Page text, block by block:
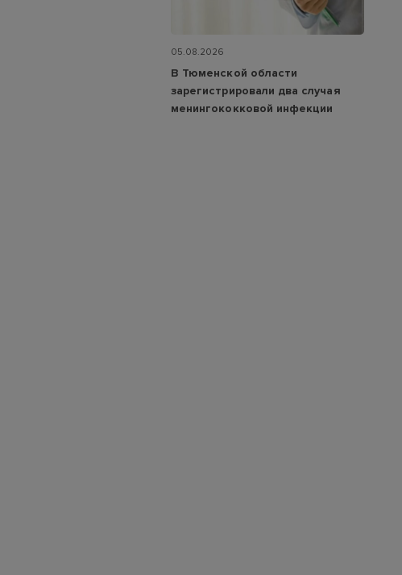
05.08.2026
В Тюменской области
зарегистрировали два случая
менингококковой инфекции